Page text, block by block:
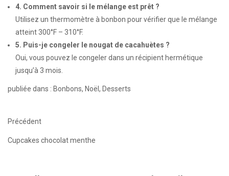
4. Comment savoir si le mélange est prêt ?
Utilisez un thermomètre à bonbon pour vérifier que le mélange
atteint 300°F – 310°F.
5. Puis-je congeler le nougat de cacahuètes ?
Oui, vous pouvez le congeler dans un récipient hermétique
jusqu’à 3 mois.
publiée dans : Bonbons, Noël, Desserts
Précédent
Cupcakes chocolat menthe